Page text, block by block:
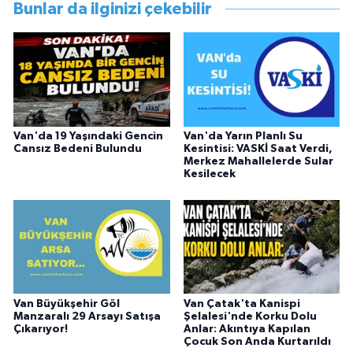
görevini yürütürken istifa edip sosyal medyayı
tercih etmiştir.
Bunlar da ilginizi çekebilir
Van'da 19 Yaşındaki Gencin
Cansız Bedeni Bulundu
Van'da Yarın Planlı Su
Kesintisi: VASKİ Saat Verdi,
Merkez Mahallelerde Sular
Kesilecek
Van Büyükşehir Göl
Manzaralı 29 Arsayı Satışa
Çıkarıyor!
Van Çatak'ta Kanispi
Şelalesi'nde Korku Dolu
Anlar: Akıntıya Kapılan
Çocuk Son Anda Kurtarıldı